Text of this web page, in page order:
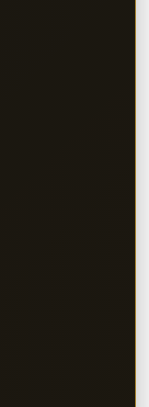
monitoring
heeft
productcontrole.
aan dit vooraf
op verpakking of
vocht en